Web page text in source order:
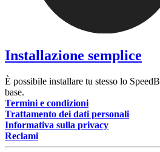
Installazione semplice
È possibile installare tu stesso lo
base.
Termini e condizioni
Trattamento dei dati personali
Informativa sulla privacy
Reclami